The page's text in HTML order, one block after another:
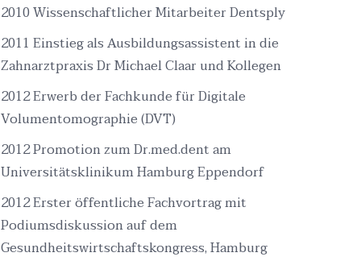
2010 Wissenschaftlicher Mitarbeiter Dentsply
2011 Einstieg als Ausbildungsassistent in die
Zahnarztpraxis Dr Michael Claar und Kollegen
2012 Erwerb der Fachkunde für Digitale
Volumentomographie (DVT)
2012 Promotion zum Dr.med.dent am
Universitätsklinikum Hamburg Eppendorf
2012 Erster öffentliche Fachvortrag mit
Podiumsdiskussion auf dem
Gesundheitswirtschaftskongress, Hamburg